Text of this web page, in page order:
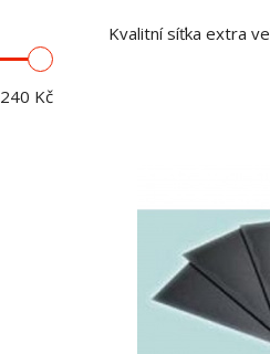
240 Kč
Kvalitní síťka extra